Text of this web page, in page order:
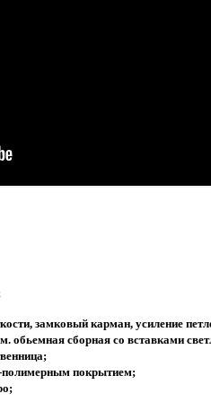
замковый карман, усиление
сборная со вставками
покрытием;